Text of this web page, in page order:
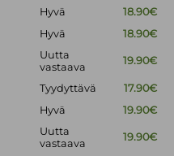
Hyvä
18.90€
Hyvä 18.90€
Uutta
vastaava
19.90€
Tyydyttävä
17.90€
Hyvä 19.90€
Uutta
vastaava
19.90€